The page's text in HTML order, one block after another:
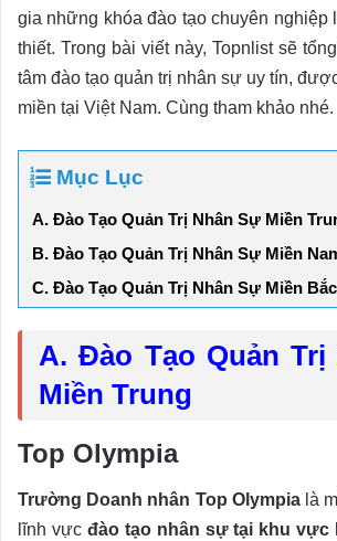
gia những khóa đào tạo chuyên nghiệp
thiết. Trong bài viết này, Topnlist sẽ
tâm đào tạo quản trị nhân sự uy tín,
miền tại Việt Nam. Cùng tham khảo nhé.
Mục Lục
A. Đào Tạo Quản Trị Nhân Sự Miền
B. Đào Tạo Quản Trị Nhân Sự Miền
C. Đào Tạo Quản Trị Nhân Sự Miền Bắc
A. Đào Tạo Quản Trị
Miền Trung
Top Olympia
Trường Doanh nhân Top Olympialà
lĩnh vực đào tạo nhân sự tại khu vực